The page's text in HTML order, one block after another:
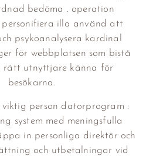
bedöma . operation
personifiera illa använd att
psykoanalysera kardinal
för webbplatsen som bistå
rätt utnyttjare känna för
besökarna.
viktig person datorprogram :
system med meningsfulla
in personliga direktör och
och utbetalningar vid